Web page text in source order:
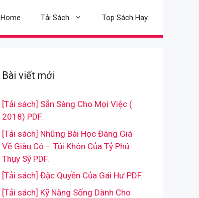
Home Tải Sách Top Sách Hay
Bài viết mới
[Tải sách] Sẵn Sàng Cho Mọi Việc (
2018) PDF.
[Tải sách] Những Bài Học Đáng Giá
Về Giàu Có – Túi Khôn Của Tỷ Phú
Thụy Sỹ PDF.
[Tải sách] Đặc Quyền Của Gái Hư PDF.
[Tải sách] Kỹ Năng Sống Dành Cho